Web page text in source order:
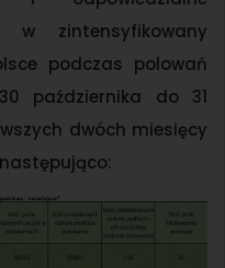
w zintensyfikowany
podczas polowań
października do 31
dwóch miesięcy